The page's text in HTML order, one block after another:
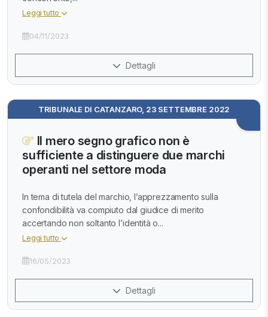
Leggi tutto
04/11/2023
Dettagli
TRIBUNALE DI CATANZARO, 23 SETTEMBRE 2022
Il mero segno grafico non è
sufficiente a distinguere due marchi
operanti nel settore moda
In tema di tutela del marchio, l’apprezzamento sulla
confondibilità va compiuto dal giudice di merito
accertando non soltanto l’identità o...
Leggi tutto
16/05/2023
Dettagli